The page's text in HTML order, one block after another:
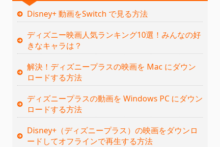
Disney+ 動画をSwitch で見る方法
ディズニー映画人気ランキング10選！みんなの好
きなキャラは？
解決！ディズニープラスの映画を Mac にダウン
ロードする方法
ディズニープラスの動画を Windows PC にダウン
ロードする方法
Disney+（ディズニープラス）の映画をダウンロ
ードしてオフラインで再生する方法